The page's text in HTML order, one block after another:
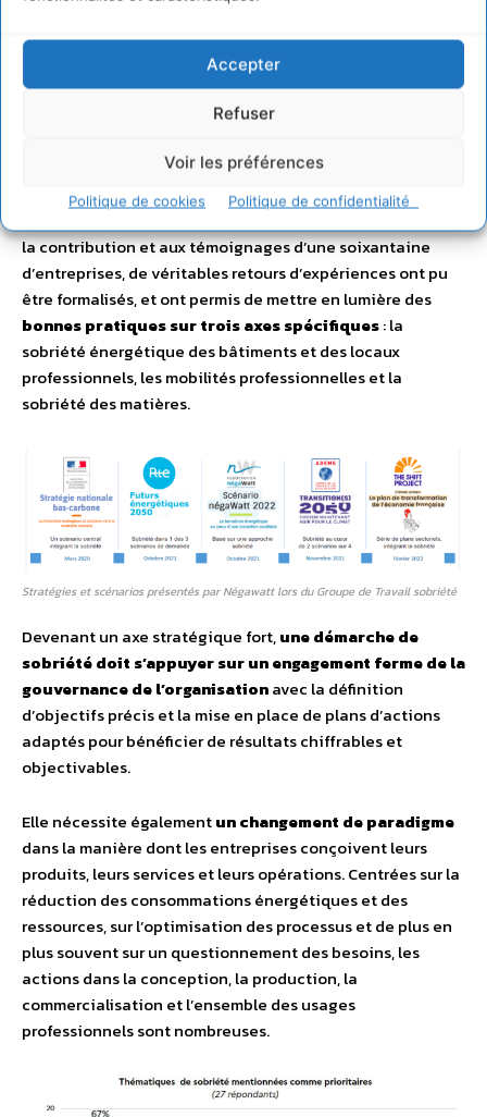
Accepter
Refuser
Voir les préférences
Politique de cookies Politique de confidentialité
Les différents paliers pour mieux situer son positionnement dans sa démarche de
Commissariat Général au Développement Durable (CGDD),
a pour vocation deservir de guide aux entreprises pour
la contribution et aux témoignages d’une soixantaine
d’entreprises, de véritables retours d’expériences ont pu
être formalisés, et ont permis de mettre en lumière des
bonnes pratiques sur trois axes spécifiques: la
sobriété énergétique des bâtiments et des locaux
professionnels, les mobilités professionnelles et la
sobriété des matières.
Stratégies et scénarios présentés par Négawatt lors du Groupe de Travail sobriété
Devenant un axe stratégique fort,une démarche de
sobriété doit s’appuyer sur un engagement ferme de la
gouvernance de l’organisationavec la définition
d’objectifs précis et la mise en place de plans d’actions
adaptés pour bénéficier de résultats chiffrables et
objectivables.
Elle nécessite égalementun changement de paradigme
dans la manière dont les entreprises conçoivent leurs
produits, leurs services et leurs opérations. Centrées sur la
réduction des consommations énergétiques et des
ressources, sur l’optimisation des processus et de plus en
plus souvent sur un questionnement des besoins, les
actions dans la conception, la production, la
commercialisation et l’ensemble des usages
professionnels sont nombreuses.